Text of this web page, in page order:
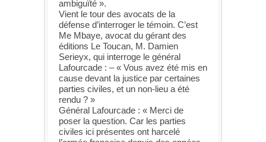
ambiguïté ».
Vient le tour des avocats de la
défense d’interroger le témoin. C’est
Me Mbaye, avocat du gérant des
éditions Le Toucan, M. Damien
Serieyx, qui interroge le général
Lafourcade : – « Vous avez été mis en
cause devant la justice par certaines
parties civiles, et un non-lieu a été
rendu ? »
Général Lafourcade : « Merci de
poser la question. Car les parties
civiles ici présentes ont harcelé